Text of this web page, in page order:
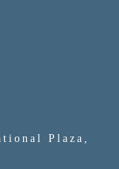
Plaza,